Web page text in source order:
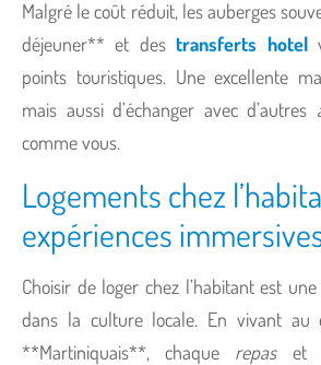
Malgré le coût réduit, les auberges
déjeuner** et destransferts hotel
points touristiques. Une excellente
mais aussi d’échanger avec d’autres
comme vous.
Logements chez
expériences
Choisir de loger chez l’habitant est
dans la culture locale. En vivant au
**Martiniquais**, chaque repaset